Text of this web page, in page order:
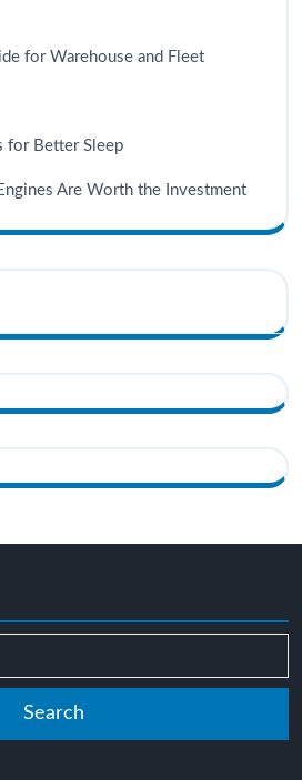
for Warehouse and Fleet
for Better Sleep
Are Worth the Investment